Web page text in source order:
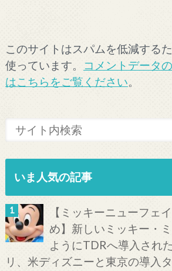
このサイトはスパムを低減する
使っています。
コメントデータ
はこちらをご覧ください。
いま人気の記事
【ミッキーニューフェ
め】新しいミッキー・
ようにTDRへ導入され
リ、米ディズニーと東京の導入